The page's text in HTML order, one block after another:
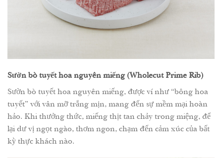
Sườn bò tuyết hoa nguyên miếng (Wholecut Prime Rib)
Sườn bò tuyết hoa nguyên miếng, được ví như “bông hoa
tuyết” với vân mỡ trắng mịn, mang đến sự mềm mại hoàn
hảo. Khi thưởng thức, miếng thịt tan chảy trong miệng, để
lại dư vị ngọt ngào, thơm ngon, chạm đến cảm xúc của bất
kỳ thực khách nào.